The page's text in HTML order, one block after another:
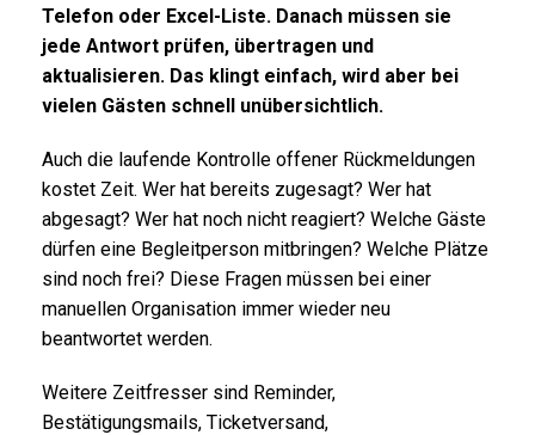
Telefon oder Excel-Liste. Danach müssen sie
jede Antwort prüfen, übertragen und
aktualisieren. Das klingt einfach, wird aber bei
vielen Gästen schnell unübersichtlich.
Auch die laufende Kontrolle offener Rückmeldungen
kostet Zeit. Wer hat bereits zugesagt? Wer hat
abgesagt? Wer hat noch nicht reagiert? Welche Gäste
dürfen eine Begleitperson mitbringen? Welche Plätze
sind noch frei? Diese Fragen müssen bei einer
manuellen Organisation immer wieder neu
beantwortet werden.
Weitere Zeitfresser sind Reminder,
Bestätigungsmails, Ticketversand,